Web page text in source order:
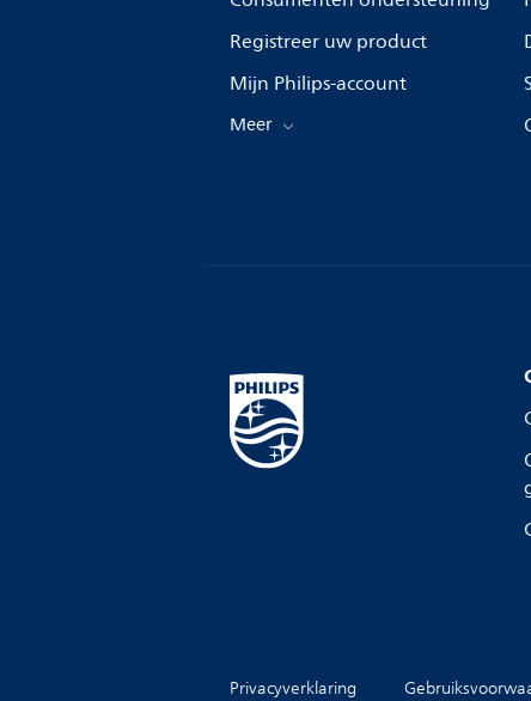
Registreer uw product
Mijn Philips-account
Meer
Privacyverklaring